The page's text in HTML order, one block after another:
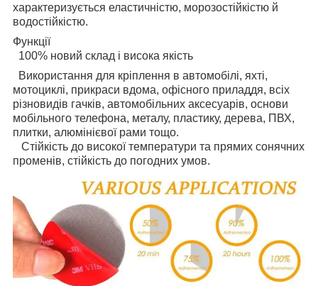
характеризується еластичністю, морозостійкістю й
водостійкістю.
Функції
100% новий склад і висока якість
Використання для кріплення в автомобілі, яхті,
мотоциклі, прикраси вдома, офісного приладдя, всіх
різновидів гачків, автомобільних аксесуарів, основи
мобільного телефона, металу, пластику, дерева, ПВХ,
плитки, алюмінієвої рами тощо.
Стійкість до високої температури та прямих сонячних
променів, стійкість до погодних умов.